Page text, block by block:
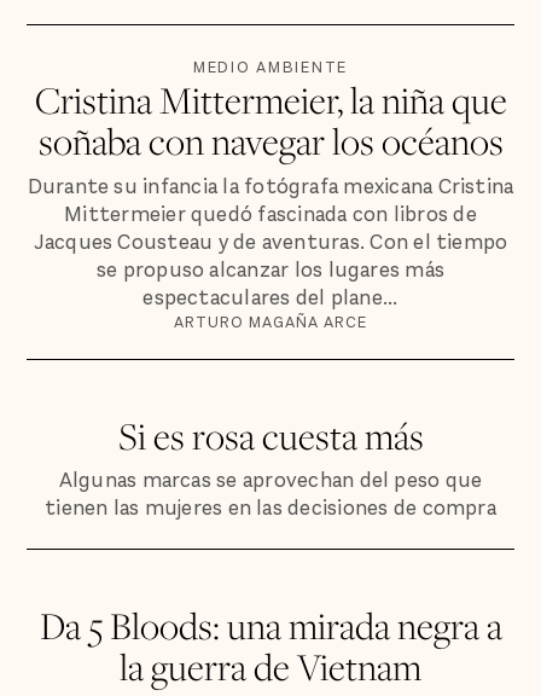
MEDIO AMBIENTE
Cristina Mittermeier, la niña que
soñaba con navegar los océanos
Durante su infancia la fotógrafa mexicana Cristina
Mittermeier quedó fascinada con libros de
Jacques Cousteau y de aventuras. Con el tiempo
se propuso alcanzar los lugares más
espectaculares del plane...
ARTURO MAGAÑA ARCE
Si es rosa cuesta más
Algunas marcas se aprovechan del peso que
tienen las mujeres en las decisiones de compra
Da 5 Bloods: una mirada negra a
la guerra de Vietnam